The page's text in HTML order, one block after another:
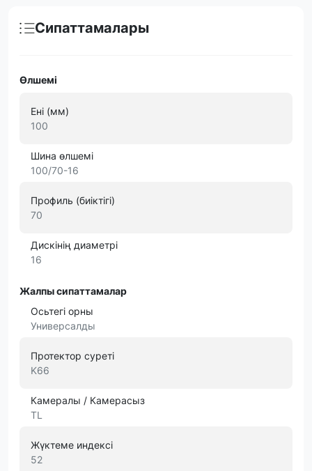
Сипаттамалары
Өлшемі
Ені (мм)
100
Шина өлшемі
100/70-16
Профиль (биіктігі)
70
Дискінің диаметрі
16
Жалпы сипаттамалар
Осьтегі орны
Универсалды
Протектор суреті
K66
Камералы / Камерасыз
TL
Жүктеме индексі
52